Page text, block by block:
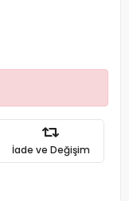
İade ve Değişim